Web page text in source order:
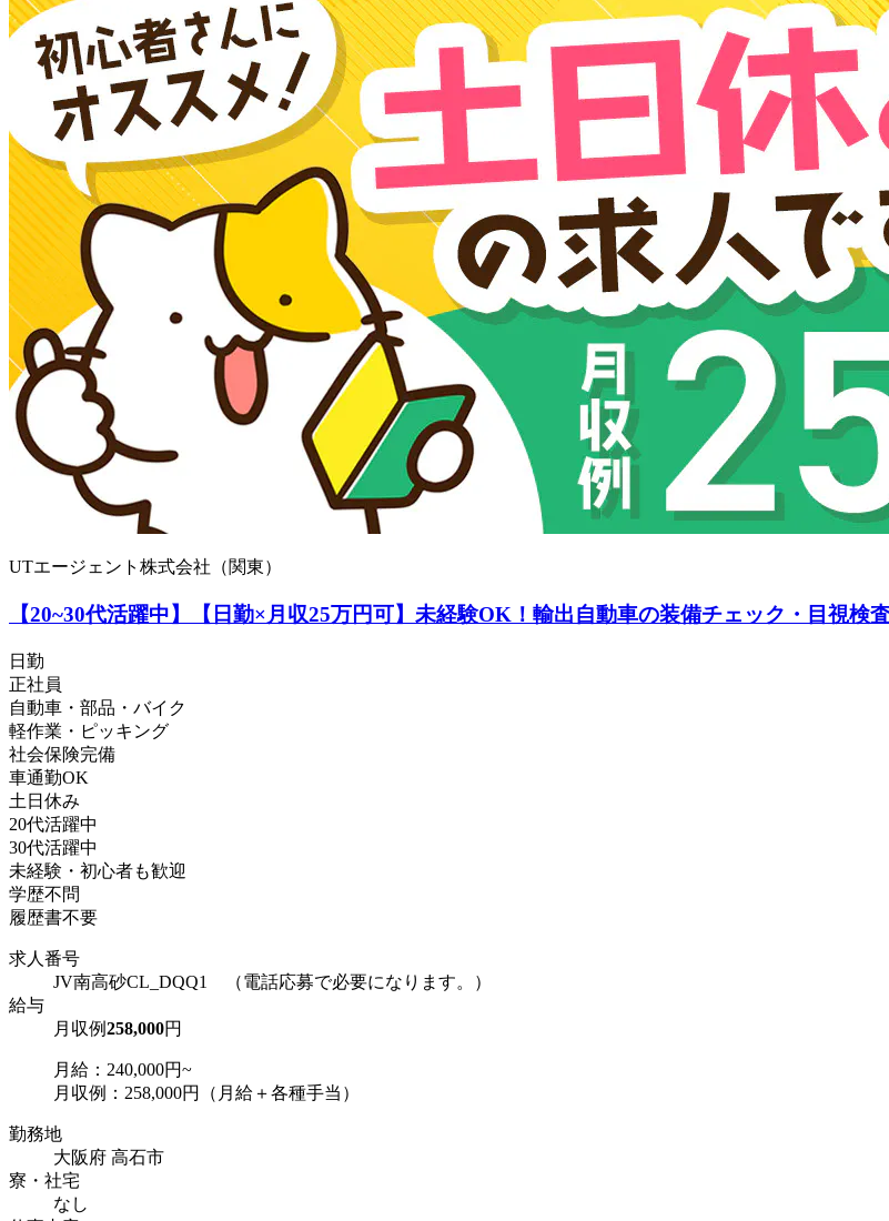
UTエージェント株式会社（関東）
【20~30代活躍中】【日勤×月収25万円可】未経験OK！輸出自動車の装備チェック・目視
日勤
正社員
自動車・部品・バイク
軽作業・ピッキング
社会保険完備
車通勤OK
土日休み
20代活躍中
30代活躍中
未経験・初心者も歓迎
学歴不問
履歴書不要
求人番号
JV南高砂CL_DQQ1 （電話応募で必要になります。）
給与
月収例258,000円
月給：240,000円~
月収例：258,000円（月給＋各種手当）
勤務地
大阪府 高石市
寮・社宅
なし